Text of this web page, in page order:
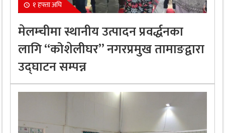
१ हफ्ता अघि
मेलम्चीमा स्थानीय उत्पादन प्रवर्द्धनका
लागि “कोशेलीघर” नगरप्रमुख तामाङद्वारा
उद्घाटन सम्पन्न